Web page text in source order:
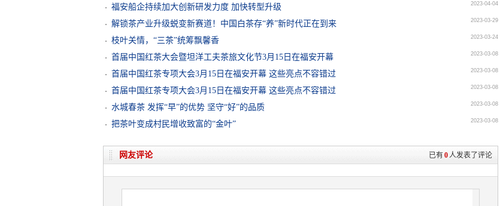
福安船企持续加大创新研发力度 加快转型升级 2023-04-04
解锁茶产业升级蜕变新赛道！中国白茶存“养”新时代正在到来 2023-03-29
枝叶关情，“三茶”统筹飘馨香 2023-03-24
首届中国红茶大会暨坦洋工夫茶旅文化节3月15日在福安开幕 2023-03-08
首届中国红茶专项大会3月15日在福安开幕 这些亮点不容错过 2023-03-08
首届中国红茶专项大会3月15日在福安开幕 这些亮点不容错过 2023-03-08
水城春茶 发挥“早”的优势 坚守“好”的品质 2023-03-08
把茶叶变成村民增收致富的“金叶” 2023-03-08
已有0人发表了评论
网友评论